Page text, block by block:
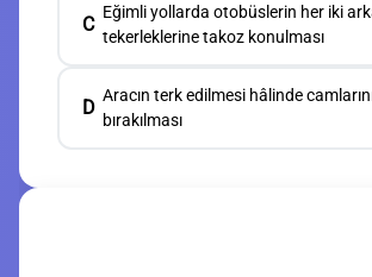
C
Eğimli yollarda otobüslerin her iki
tekerleklerine takoz konulması
D
Aracın terk edilmesi hâlinde
bırakılması